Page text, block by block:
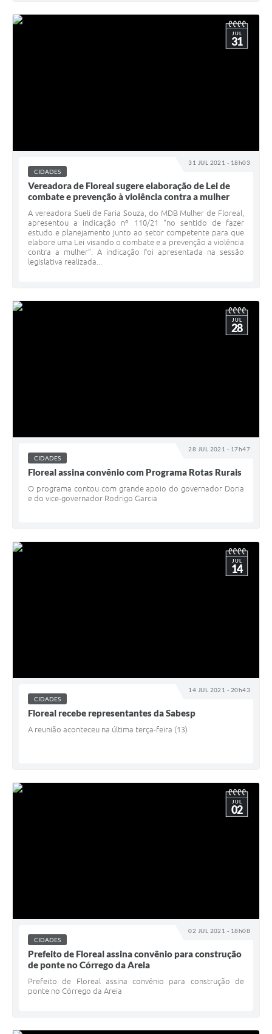
31 JUL 2021 - 18h03
JUL
31
CIDADES
Vereadora de Floreal sugere elaboração de Lei de
combate e prevenção à violência contra a mulher
A vereadora Sueli de Faria Souza, do MDB Mulher de Floreal,
apresentou a indicação nº 110/21 “no sentido de fazer
estudo e planejamento junto ao setor competente para que
elabore uma Lei visando o combate e a prevenção a violência
contra a mulher”. A indicação foi apresentada na sessão
legislativa realizada...
28 JUL 2021 - 17h47
JUL
28
CIDADES
Floreal assina convênio com Programa Rotas Rurais
O programa contou com grande apoio do governador Doria
e do vice-governador Rodrigo Garcia
14 JUL 2021 - 20h43
JUL
14
CIDADES
Floreal recebe representantes da Sabesp
A reunião aconteceu na última terça-feira (13)
02 JUL 2021 - 18h08
JUL
02
CIDADES
Prefeito de Floreal assina convênio para construção
de ponte no Córrego da Areia
Prefeito de Floreal assina convênio para construção de
ponte no Córrego da Areia